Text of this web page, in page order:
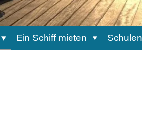
Ein Schiff mieten Schulen